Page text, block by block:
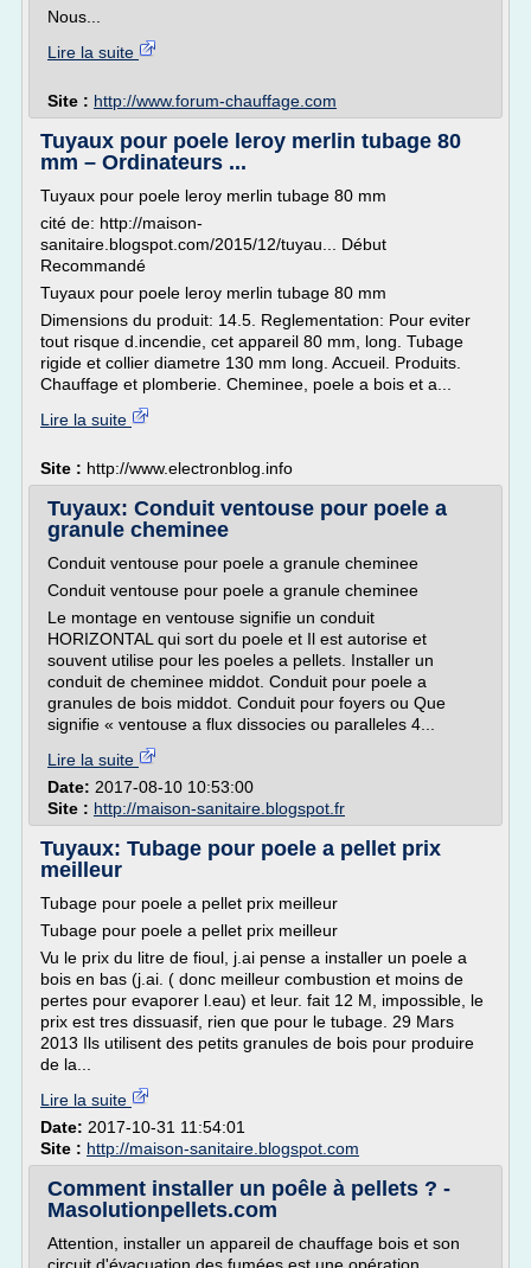
Nous...
Lire la suite
Site : http://www.forum-chauffage.com
Tuyaux pour poele leroy merlin tubage 80
mm – Ordinateurs ...
Tuyaux pour poele leroy merlin tubage 80 mm
cité de: http://maison-
sanitaire.blogspot.com/2015/12/tuyau... Début
Recommandé
Tuyaux pour poele leroy merlin tubage 80 mm
Dimensions du produit: 14.5. Reglementation: Pour eviter
tout risque d.incendie, cet appareil 80 mm, long. Tubage
rigide et collier diametre 130 mm long. Accueil. Produits.
Chauffage et plomberie. Cheminee, poele a bois et a...
Lire la suite
Site : http://www.electronblog.info
Tuyaux: Conduit ventouse pour poele a
granule cheminee
Conduit ventouse pour poele a granule cheminee
Conduit ventouse pour poele a granule cheminee
Le montage en ventouse signifie un conduit
HORIZONTAL qui sort du poele et Il est autorise et
souvent utilise pour les poeles a pellets. Installer un
conduit de cheminee middot. Conduit pour poele a
granules de bois middot. Conduit pour foyers ou Que
signifie « ventouse a flux dissocies ou paralleles 4...
Lire la suite
Date: 2017-08-10 10:53:00
Site : http://maison-sanitaire.blogspot.fr
Tuyaux: Tubage pour poele a pellet prix
meilleur
Tubage pour poele a pellet prix meilleur
Tubage pour poele a pellet prix meilleur
Vu le prix du litre de fioul, j.ai pense a installer un poele a
bois en bas (j.ai. ( donc meilleur combustion et moins de
pertes pour evaporer l.eau) et leur. fait 12 M, impossible, le
prix est tres dissuasif, rien que pour le tubage. 29 Mars
2013 Ils utilisent des petits granules de bois pour produire
de la...
Lire la suite
Date: 2017-10-31 11:54:01
Site : http://maison-sanitaire.blogspot.com
Comment installer un poêle à pellets ? -
Masolutionpellets.com
Attention, installer un appareil de chauffage bois et son